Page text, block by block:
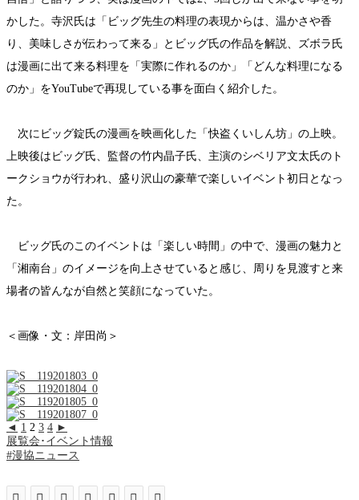
かした。寺沢氏は「ビッグ先生の料理の表現からは、温かさや香
り、美味しさが伝わって来る」とビッグ氏の作品を解説、ズボラ氏
は漫画に出て来る料理を「実際に作れるのか」「どんな料理になる
のか」をYouTubeで再現している事を面白く紹介した。
次にビッグ錠氏の漫画を映画化した「快盗くいしん坊」の上映。
上映後はビッグ氏、監督の竹内晶子氏、主演のシベリア文太氏のト
ークショウが行われ、盛り沢山の豪華で楽しいイベント初日となっ
た。
ビッグ氏のこのイベントは「楽しい時間」の中で、漫画の魅力と
「湘南台」のイメージを向上させていると感じ、周りを見渡すと来
場者の皆んなが自然と笑顔になっていた。
＜画像・文：岸田尚＞
◄ 1 2 3 4 ►
展覧会･イベント情報
#漫協ニュース